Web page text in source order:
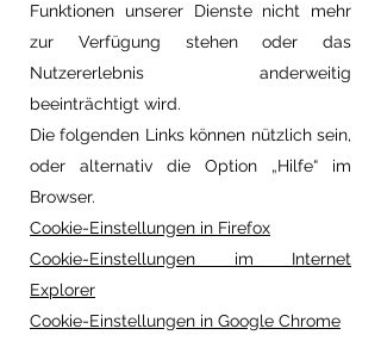
Funktionen unserer Dienste nicht mehr
zur Verfügung stehen oder das
Nutzererlebnis anderweitig
beeinträchtigt wird.
Die folgenden Links können nützlich sein,
oder alternativ die Option „Hilfe“ im
Browser.​
Cookie-Einstellungen in Firefox
Cookie-Einstellungen im Internet
Explorer
Cookie-Einstellungen in Google Chrome